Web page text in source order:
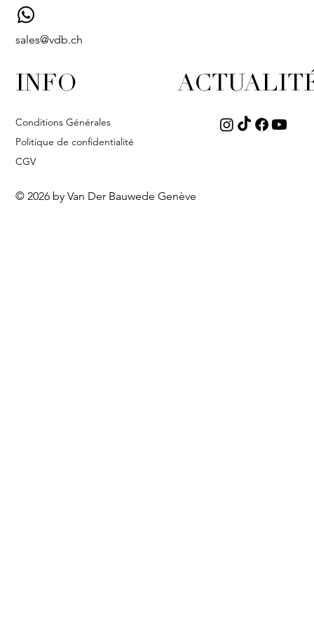
sales@vdb.ch
INFO
Conditions Générales
Politique de confidentialité
CGV
© 2026 by Van Der Bauwede Genève